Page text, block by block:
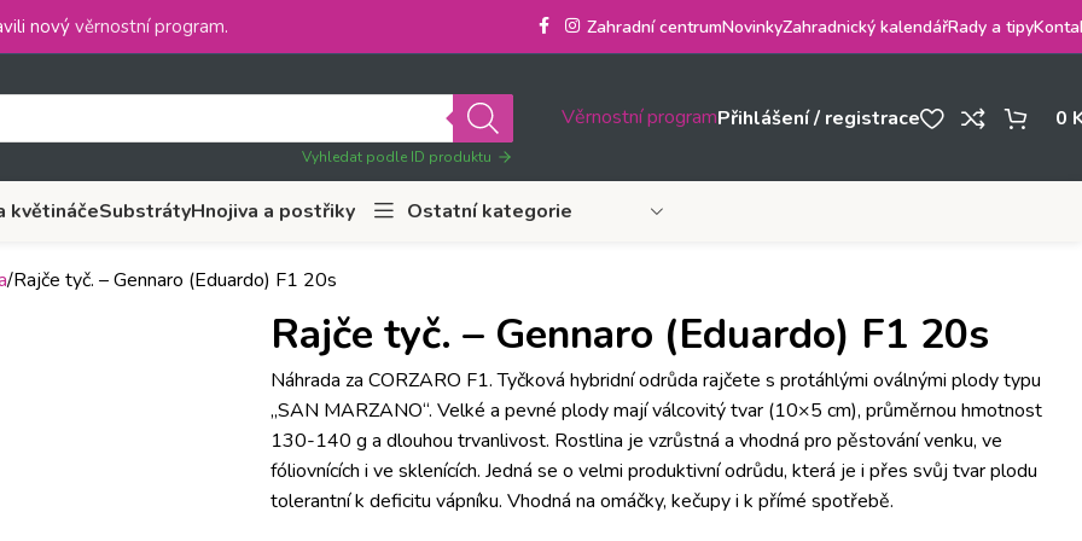
nový věrnostní program. Zahradní centrumNovinkyZahradnický kalendářRady a tipy
Vyhledat podle ID produktu
Věrnostní programPřihlášení / registrace 0
květináčeSubstrátyHnojiva a postřiky Ostatní kategorie
Rajče tyč. – Gennaro (Eduardo) F1 20s
Rajče tyč. – Gennaro (Eduardo) F1 20s
Náhrada za CORZARO F1. Tyčková hybridní odrůda rajčete s protáhlými oválnými plody typu
„SAN MARZANO“. Velké a pevné plody mají válcovitý tvar (10×5 cm), průměrnou hmotnost
130-140 g a dlouhou trvanlivost. Rostlina je vzrůstná a vhodná pro pěstování venku, ve
fóliovnících i ve sklenících. Jedná se o velmi produktivní odrůdu, která je i přes svůj tvar plodu
tolerantní k deficitu vápníku. Vhodná na omáčky, kečupy i k přímé spotřebě.